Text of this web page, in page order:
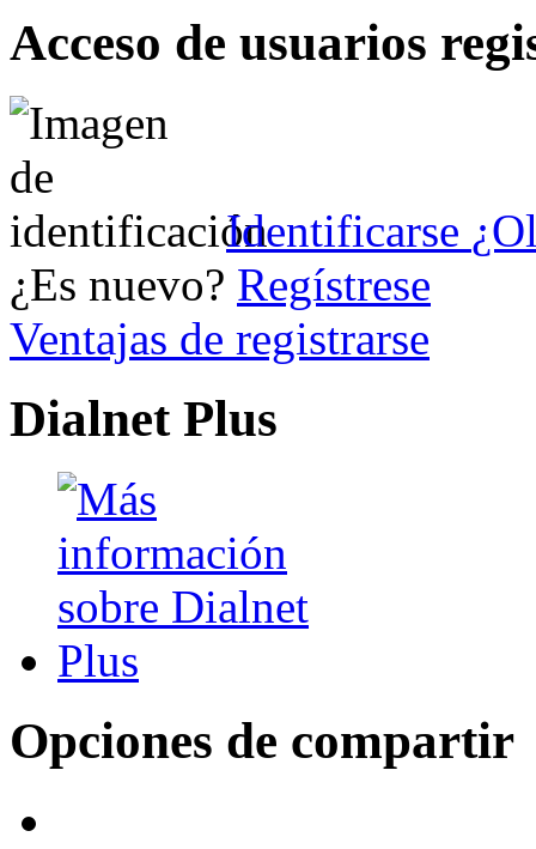
Acceso de usuarios
Identificarse
¿Es nuevo? Regístrese
Ventajas de registrarse
Dialnet Plus
Opciones de compartir